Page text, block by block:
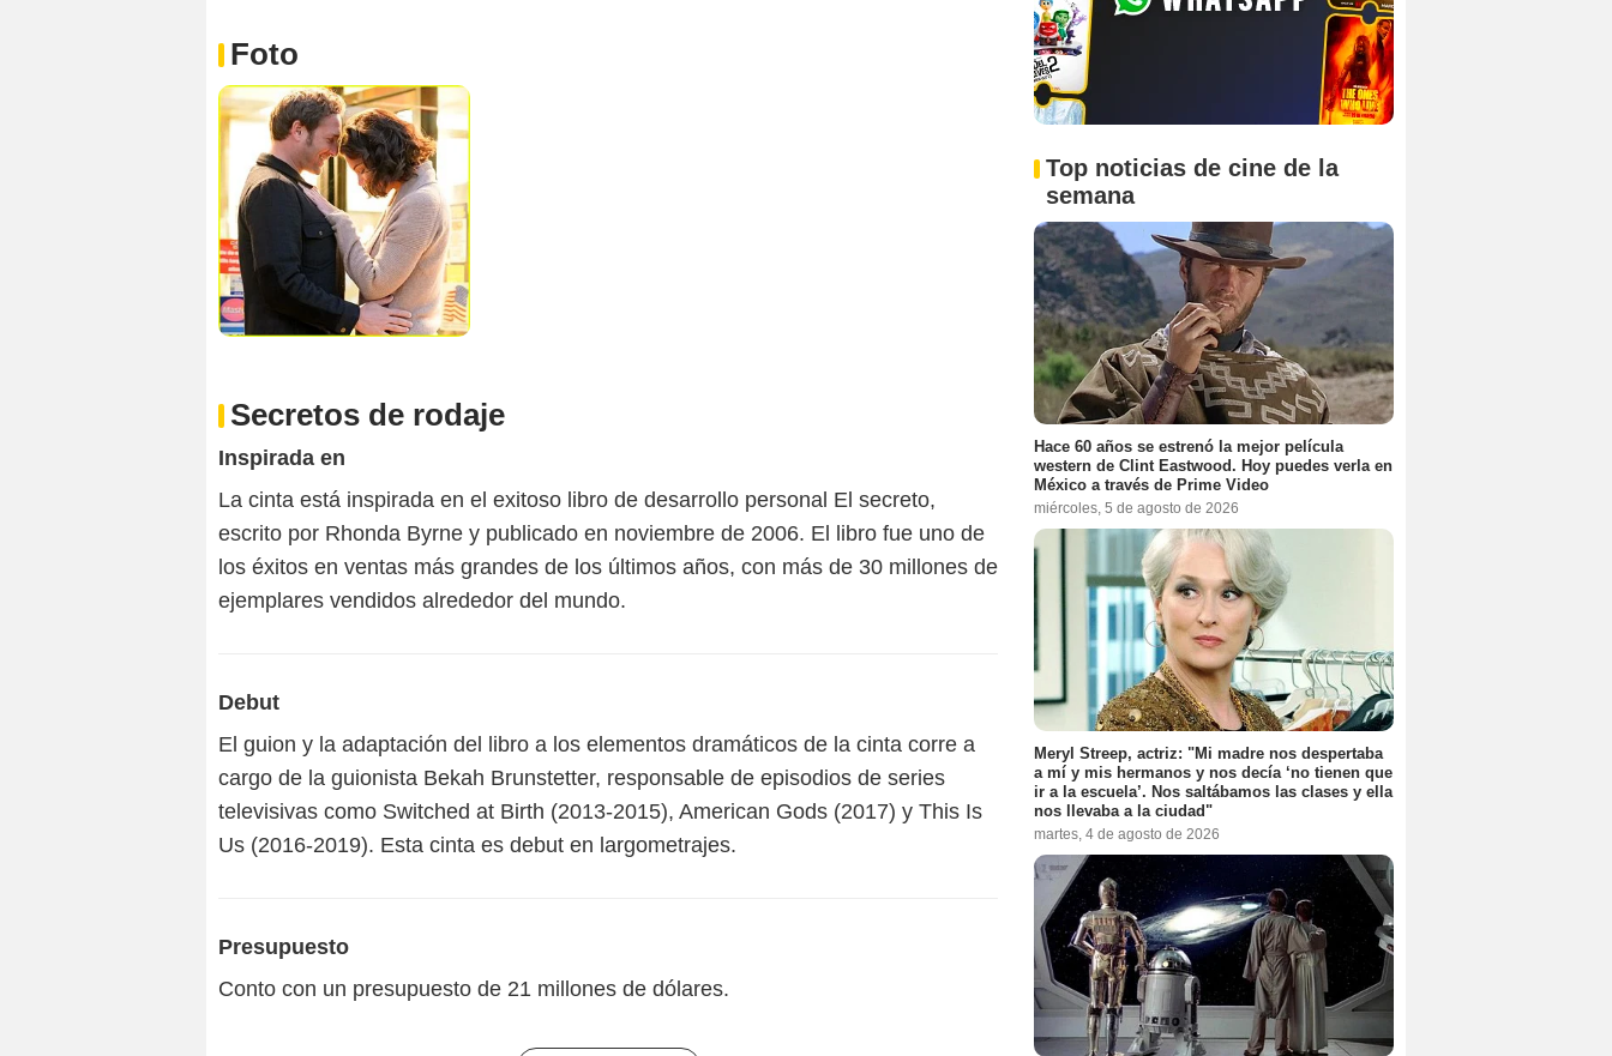
Foto
Secretos de rodaje
Inspirada en
La cinta está inspirada en el exitoso libro de desarrollo personal El secreto,
escrito por Rhonda Byrne y publicado en noviembre de 2006. El libro fue uno de
los éxitos en ventas más grandes de los últimos años, con más de 30 millones de
ejemplares vendidos alrededor del mundo.
Debut
El guion y la adaptación del libro a los elementos dramáticos de la cinta corre a
cargo de la guionista Bekah Brunstetter, responsable de episodios de series
televisivas como Switched at Birth (2013-2015), American Gods (2017) y This Is
Us (2016-2019). Esta cinta es debut en largometrajes.
Presupuesto
Conto con un presupuesto de 21 millones de dólares.
Top noticias de cine de la
semana
Hace 60 años se estrenó la mejor película
western de Clint Eastwood. Hoy puedes verla en
México a través de Prime Video
miércoles, 5 de agosto de 2026
Meryl Streep, actriz: "Mi madre nos despertaba
a mí y mis hermanos y nos decía ‘no tienen que
ir a la escuela’. Nos saltábamos las clases y ella
nos llevaba a la ciudad"
martes, 4 de agosto de 2026